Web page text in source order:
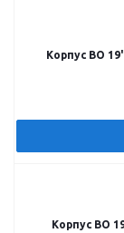
Корпус ВО
Корпус ВО